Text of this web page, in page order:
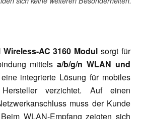
Wireless-AC 3160 Modul sorgt für
mittelsa/b/g/n WLAN und
integrierte Lösung für mobiles
verzichtet. Auf einen
muss der Kunde
WLAN-Empfang zeigten sich